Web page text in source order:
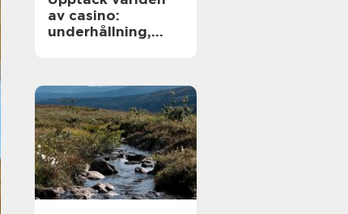
av casino:
underhållning,